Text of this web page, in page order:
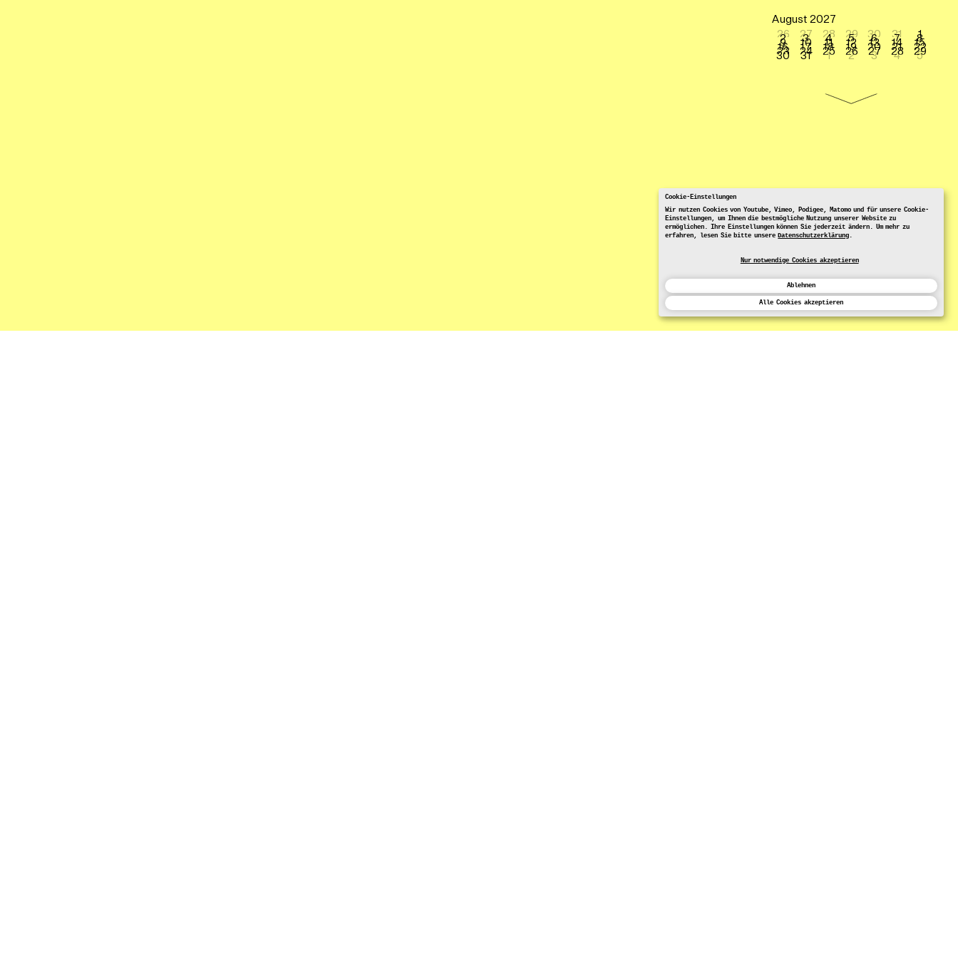
Cookie-Einstellungen
Wir nutzen Cookies von Youtube, Vimeo, Podigee, Matomo und für unsere Cookie-
Einstellungen, um Ihnen die bestmögliche Nutzung unserer Website zu
ermöglichen. Ihre Einstellungen können Sie jederzeit ändern. Um mehr zu
erfahren, lesen Sie bitte unsereDatenschutzerklärung.
Nur notwendige Cookies akzeptieren
Ablehnen
Alle Cookies akzeptieren
August 2027
26
27 28 29 30 31 1
2 3 4 5 6 7 8
9 10 11 12 13 14 15
16 17 18 19 20 21 22
23 24 25 26 27 28 29
30 31 1 2 3 4 5